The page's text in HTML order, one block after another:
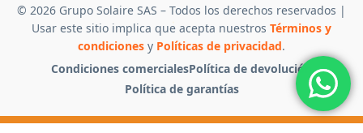
© 2026 Grupo Solaire SAS – Todos los derechos reservados |
Usar este sitio implica que acepta nuestros Términos y
condiciones y Políticas de privacidad.
Condiciones comercialesPolítica de devolución
Política de garantías